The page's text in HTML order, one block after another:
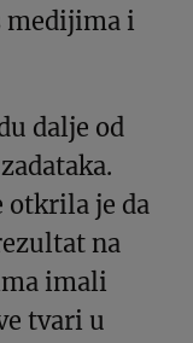
medijima i
dalje od
otkrila je da
na
imali
tvari u